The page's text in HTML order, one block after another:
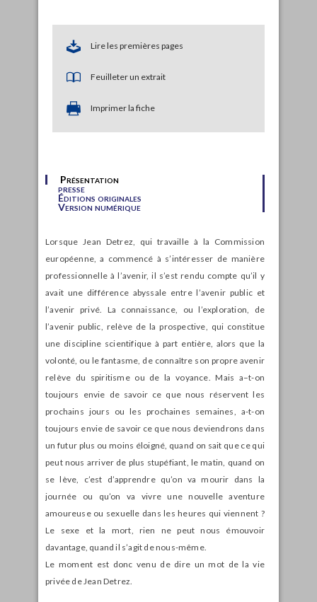
Lire les premières pages
Feuilleter un extrait
Imprimer la fiche
Présentation
presse
Éditions originales
Version numérique
Lorsque Jean Detrez, qui travaille à la Commission
européenne, a commencé à s’intéresser de manière
professionnelle à l’avenir, il s’est rendu compte qu’il y
avait une différence abyssale entre l’avenir public et
l’avenir privé. La connaissance, ou l’exploration, de
l’avenir public, relève de la prospective, qui constitue
une discipline scientifique à part entière, alors que la
volonté, ou le fantasme, de connaître son propre avenir
relève du spiritisme ou de la voyance. Mais a–t-on
toujours envie de savoir ce que nous réservent les
prochains jours ou les prochaines semaines, a-t-on
toujours envie de savoir ce que nous deviendrons dans
un futur plus ou moins éloigné, quand on sait que ce qui
peut nous arriver de plus stupéfiant, le matin, quand on
se lève, c’est d’apprendre qu’on va mourir dans la
journée ou qu’on va vivre une nouvelle aventure
amoureuse ou sexuelle dans les heures qui viennent ?
Le sexe et la mort, rien ne peut nous émouvoir
davantage, quand il s’agit de nous-même.
Le moment est donc venu de dire un mot de la vie
privée de Jean Detrez.